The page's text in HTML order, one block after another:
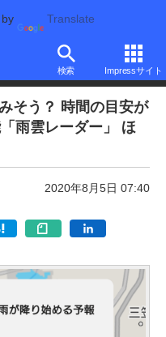
Translate
検索 Impressサイト
そう？ 時間の目安が
雨雲レーダー」 ほ
2020年8月5日 07:40